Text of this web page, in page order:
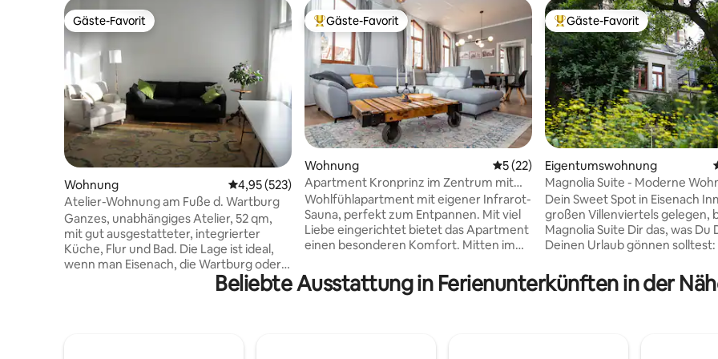
Gäste-Favorit
Gäste-Favorit
Wohnung Durchschnittliche Bewertung: 4,95 von 5, 523 Bewertungen
4,95 (523)
Atelier-Wohnung am Fuße d. Wartburg
Ganzes, unabhängiges Atelier, 52 qm,
mit gut ausgestatteter, integrierter
Küche, Flur und Bad. Die Lage ist ideal,
wenn man Eisenach, die Wartburg oder
auch die Wandermöglichkeiten zu Fuß
erkunden möchte. (Bachhaus Museum,
Beliebter Gäste-Favorit.
Gäste-Favorit
Wohnung Durchschnittliche Bewertung: 5 von 5,
5 (22)
Apartment Kronprinz im Zentrum mit
Infrarot-Sauna
Wohlfühlapartment mit eigener Infrarot-
Sauna, perfekt zum Entpannen. Mit viel
Liebe eingerichtet bietet das Apartment
einen besonderen Komfort. Mitten im
Städtetrip oder zum Wandern. Auf
gemütliche Fernsehabende lädt ein
Beliebter Gäste-Favorit.
Gäste-Favorit
Eigentumswohnung
Magnolia Suite - Moderne
Villenviertel
Dein Sweet Spot in Eisenach Inmitten des
großen Villenviertels gelegen,
Magnolia Suite Dir das, was Du
Deinen Urlaub gönnen solltest:
komplette Ausstattung, Stil &
Ein separater Zugang zur
Stadt mit Sightseeing und
Beliebte Ausstattung in Ferienunterkünften in der